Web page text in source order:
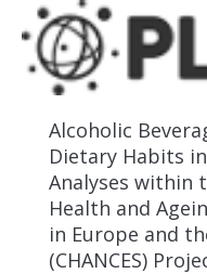
Alcoholic
Dietary Habits
Analyses within
Health and
in Europe and
(CHANCES)